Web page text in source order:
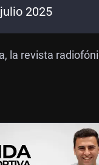
2025
la revista